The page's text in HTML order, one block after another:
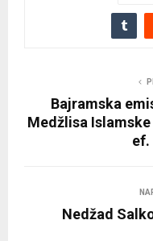
Bajramska
Medžlisa
ef.
Nedžad